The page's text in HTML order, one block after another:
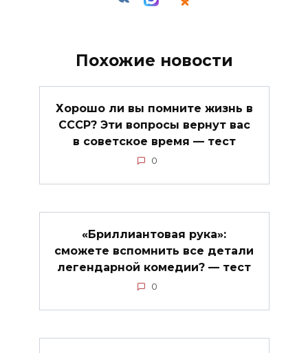
Похожие новости
Хорошо ли вы помните жизнь в
СССР? Эти вопросы вернут вас
в советское время — тест
0
«Бриллиантовая рука»:
сможете вспомнить все детали
легендарной комедии? — тест
0